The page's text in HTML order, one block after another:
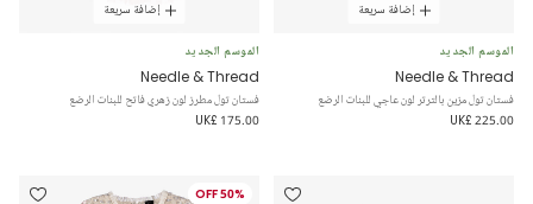
إضافة سريعة
الموسم الجديد
Needle & Thread
فستان تول مزين بالترتر لون عاجي للبنات الرضع
UK£ 225.00
إضافة سريعة
الموسم الجديد
Needle & Thread
فستان تول مطرز لون زهري فاتح للبنات الرضع
UK£ 175.00
50% OFF